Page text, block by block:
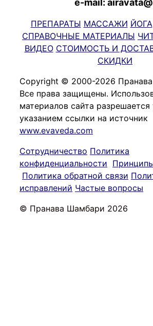
e-mail:
ПРЕПАРАТЫ МАССАЖИ ЙОГА
СПРАВОЧНЫЕ МАТЕРИАЛЫ
ВИДЕО СТОИМОСТЬ И
СКИДКИ
Copyright © 2000-2026
Все права защищены.
материалов сайта разрешается
указанием ссылки на источник
www.evaveda.com
Сотрудничество Политика
конфиденциальности
Политика обратной связи
исправлений Частые вопросы
© Пранава Шамбари 2026